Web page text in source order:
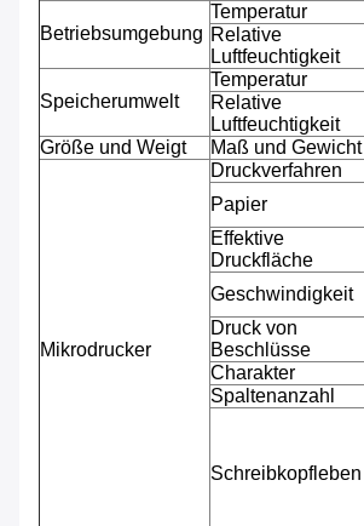
Betriebsumgebung
Temperatur
Relative
Luftfeuchtigkeit
Speicherumwelt
Temperatur
Relative
Luftfeuchtigkeit
Größe und Weigt
Maß und Gewicht
Mikrodrucker
Druckverfahren
Papier
Effektive
Druckfläche
Geschwindigkeit
Druck von
Beschlüsse
Charakter
Spaltenanzahl
Schreibkopfleben